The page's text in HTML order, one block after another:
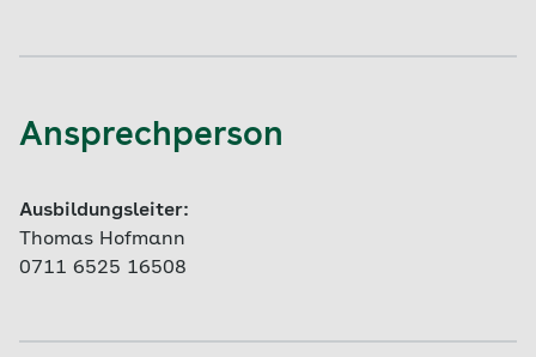
Ansprechperson
Ausbildungsleiter:
Thomas Hofmann
0711 6525 16508